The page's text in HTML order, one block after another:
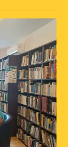
Expand
menu
Expand
child
menu